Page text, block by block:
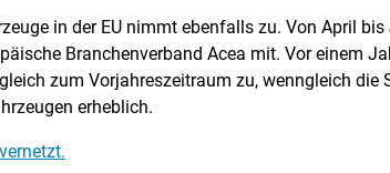
in der EU nimmt ebenfalls zu. Von April
Branchenverband Acea mit. Vor einem
zum Vorjahreszeitraum zu, wenngleich
erheblich.